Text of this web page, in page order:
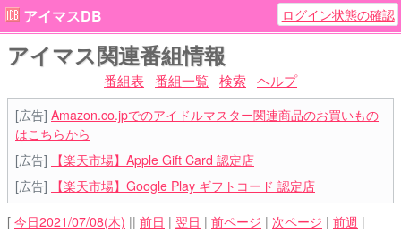
アイマスDB ログイン状態の確認
アイマス関連番組情報
番組表 番組一覧 検索 ヘルプ
[広告] Amazon.co.jpでのアイドルマスター関連商品のお買いもの
はこちらから
[広告]
【楽天市場】Apple Gift Card 認定店
[広告]
【楽天市場】Google Play ギフトコード 認定店
[ 今日2021/07/08(木) || 前日 | 翌日 | 前ページ | 次ページ | 前週 |